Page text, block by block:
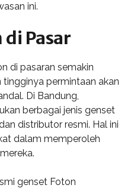
ini.
Pasar
di pasaran semakin
permintaan akan
Di Bandung,
berbagai jenis genset
distributor resmi. Hal ini
dalam memperoleh
genset Foton